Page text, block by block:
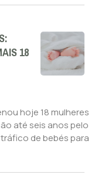
18
hoje 18 mulheres
até seis anos pelo
de bebés para